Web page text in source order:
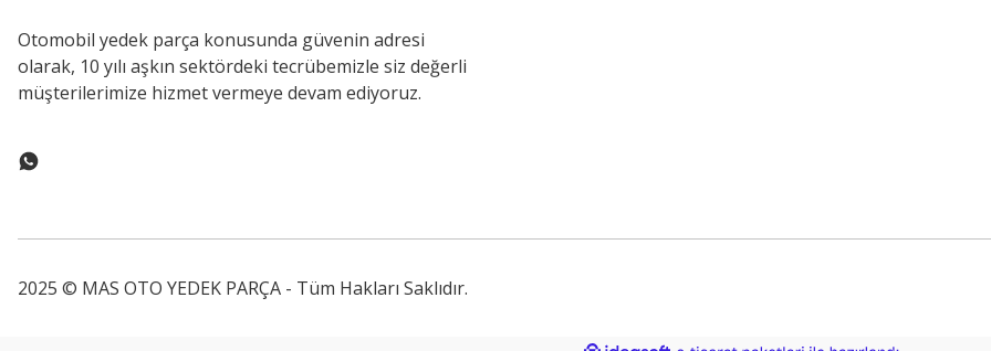
Otomobil yedek parça konusunda güvenin adresi
olarak, 10 yılı aşkın sektördeki tecrübemizle siz değerli
müşterilerimize hizmet vermeye devam ediyoruz.
2025 © MAS OTO YEDEK PARÇA - Tüm Hakları Saklıdır.